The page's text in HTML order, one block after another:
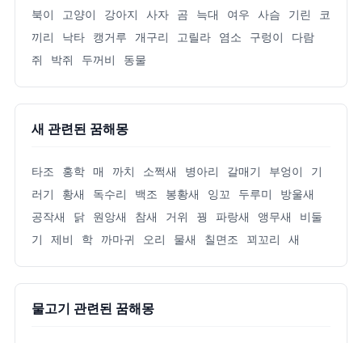
북이
고양이 강아지 사자 곰 늑대 여우 사슴 기린
코
끼리
낙타 캥거루 개구리 고릴라 염소 구렁이
다람
쥐
박쥐 두꺼비 동물
새 관련된 꿈해몽
타조 홍학 매 까치 소쩍새 병아리 갈매기 부엉이
기
러기
황새 독수리 백조 봉황새 잉꼬 두루미
방울새
공작새
닭 원앙새 참새 거위 꿩 파랑새 앵무새
비둘
기
제비 학 까마귀 오리 물새 칠면조 꾀꼬리 새
물고기 관련된 꿈해몽